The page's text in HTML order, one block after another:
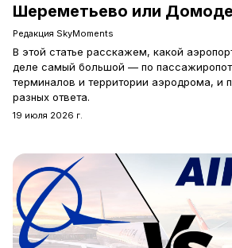
Шереметьево или
Редакция SkyMoments
В этой статье расскажем, какой
деле самый большой — по
терминалов и территории аэродрома, и
разных ответа.
19 июля 2026 г.